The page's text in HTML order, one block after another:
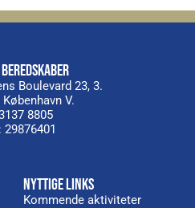
Boulevard 23, 3.
København V.
8805
29876401
NYTTIGE LINKS
Kommende aktiviteter